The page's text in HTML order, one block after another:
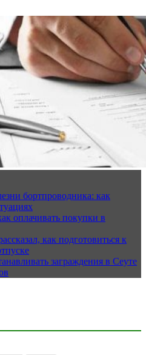
бортпроводника: как
оплачивать покупки в
как подготовиться к
заграждения в Сеуте